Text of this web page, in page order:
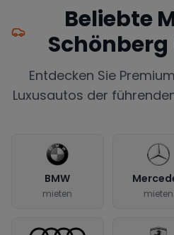
Beliebte
Entdecken Sie
Luxusautos der
BMW
mieten mieten